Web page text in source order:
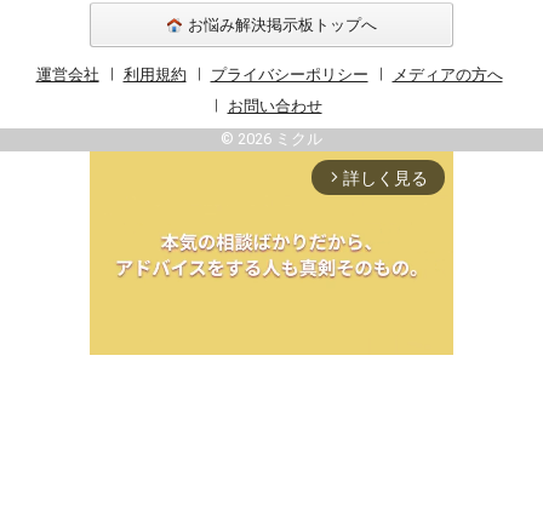
お悩み解決掲示板トップへ
運営会社 利用規約 プライバシーポリシー
メディアの方へ
お問い合わせ
© 2026 ミクル
arrow_forward_ios 詳しく見る